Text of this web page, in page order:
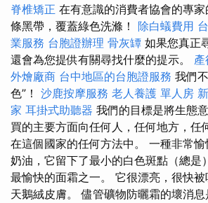
脊椎矯正 在有意識的消費者協會的專
條黑帶，覆蓋綠色洗滌！ 除白蟻費用
業服務 台胞證辦理 骨灰罈 如果您真正
還會為您提供有關尋找什麼的提示。 產
外燴廠商 台中地區的台胞證服務 我們
色”！ 沙鹿按摩服務 老人養護 單人房
家 耳掛式助聽器 我們的目標是將生態
買的主要方面向任何人，任何地方，任
在這個國家的任何方法中。 一種非常
奶油，它留下了最小的白色斑點（總是
最愉快的面霜之一。 它很漂亮，很快
天鵝絨皮膚。 儘管礦物防曬霜的壞消